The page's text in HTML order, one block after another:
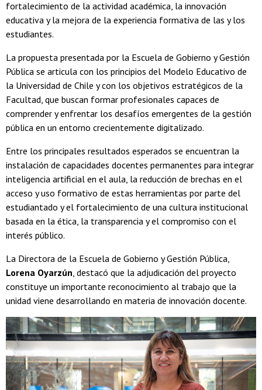
fortalecimiento de la actividad académica, la innovación
educativa y la mejora de la experiencia formativa de las y los
estudiantes.
La propuesta presentada por la Escuela de Gobierno y Gestión
Pública se articula con los principios del Modelo Educativo de
la Universidad de Chile y con los objetivos estratégicos de la
Facultad, que buscan formar profesionales capaces de
comprender y enfrentar los desafíos emergentes de la gestión
pública en un entorno crecientemente digitalizado.
Entre los principales resultados esperados se encuentran la
instalación de capacidades docentes permanentes para integrar
inteligencia artificial en el aula, la reducción de brechas en el
acceso y uso formativo de estas herramientas por parte del
estudiantado y el fortalecimiento de una cultura institucional
basada en la ética, la transparencia y el compromiso con el
interés público.
La Directora de la Escuela de Gobierno y Gestión Pública,
Lorena Oyarzún , destacó que la adjudicación del proyecto
constituye un importante reconocimiento al trabajo que la
unidad viene desarrollando en materia de innovación docente.